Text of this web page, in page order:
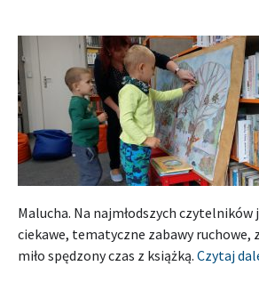
Malucha. Na najmłodszych czytelników
ciekawe, tematyczne zabawy ruchowe,
miło spędzony czas z książką. Czytaj